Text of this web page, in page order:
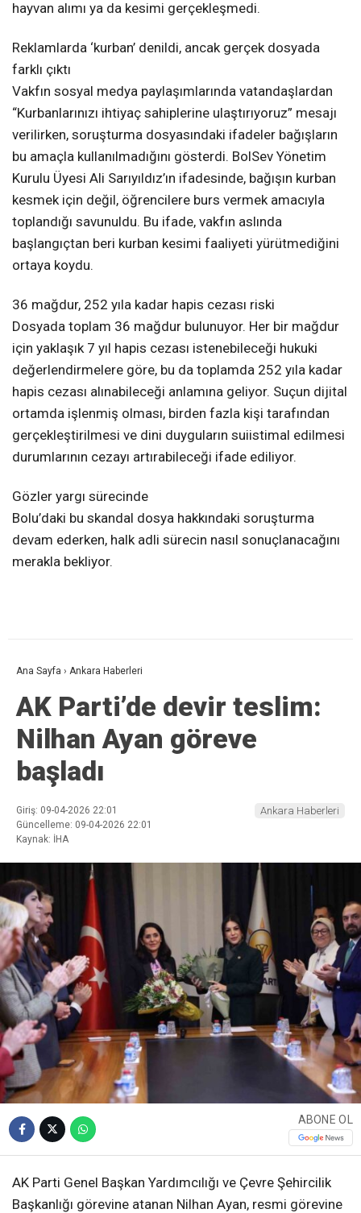
hayvan alımı ya da kesimi gerçekleşmedi.
Reklamlarda ‘kurban’ denildi, ancak gerçek dosyada
farklı çıktı
Vakfın sosyal medya paylaşımlarında vatandaşlardan
“Kurbanlarınızı ihtiyaç sahiplerine ulaştırıyoruz” mesajı
verilirken, soruşturma dosyasındaki ifadeler bağışların
bu amaçla kullanılmadığını gösterdi. BolSev Yönetim
Kurulu Üyesi Ali Sarıyıldız’ın ifadesinde, bağışın kurban
kesmek için değil, öğrencilere burs vermek amacıyla
toplandığı savunuldu. Bu ifade, vakfın aslında
başlangıçtan beri kurban kesimi faaliyeti yürütmediğini
ortaya koydu.
36 mağdur, 252 yıla kadar hapis cezası riski
Dosyada toplam 36 mağdur bulunuyor. Her bir mağdur
için yaklaşık 7 yıl hapis cezası istenebileceği hukuki
değerlendirmelere göre, bu da toplamda 252 yıla kadar
hapis cezası alınabileceği anlamına geliyor. Suçun dijital
ortamda işlenmiş olması, birden fazla kişi tarafından
gerçekleştirilmesi ve dini duyguların suiistimal edilmesi
durumlarının cezayı artırabileceği ifade ediliyor.
Gözler yargı sürecinde
Bolu’daki bu skandal dosya hakkındaki soruşturma
devam ederken, halk adli sürecin nasıl sonuçlanacağını
merakla bekliyor.
Ana Sayfa › Ankara Haberleri
AK Parti’de devir teslim:
Nilhan Ayan göreve
başladı
Giriş: 09-04-2026 22:01
Güncelleme: 09-04-2026 22:01
Kaynak: İHA
Ankara Haberleri
ABONE OL
AK Parti Genel Başkan Yardımcılığı ve Çevre Şehircilik
Başkanlığı görevine atanan Nilhan Ayan, resmi görevine